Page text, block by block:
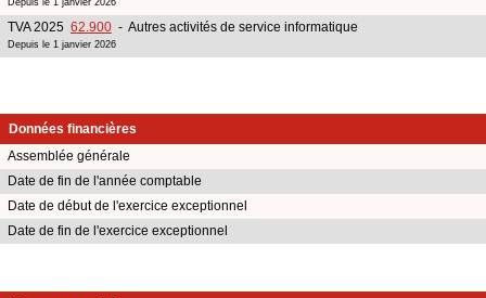
TVA 2025 62.900 - Autres activités de service informatique
Depuis le 1 janvier 2026
Données financières
Assemblée générale
Date de fin de l'année comptable
Date de début de l'exercice exceptionnel
Date de fin de l'exercice exceptionnel